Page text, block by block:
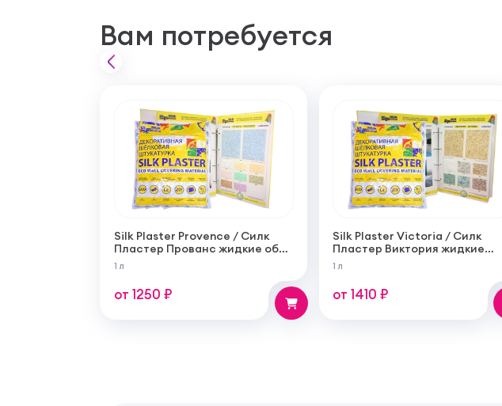
Вам потребуется
Silk Plaster Provence / Силк
Пластер Прованс жидкие обои
(шелковая декоративная
штукатурка)
1 л
от 1250 ₽
Silk Plaster Victoria / Силк
Пластер Виктория жидкие
обои (шелковая декоративная
штукатурка)
1 л
от 1410 ₽